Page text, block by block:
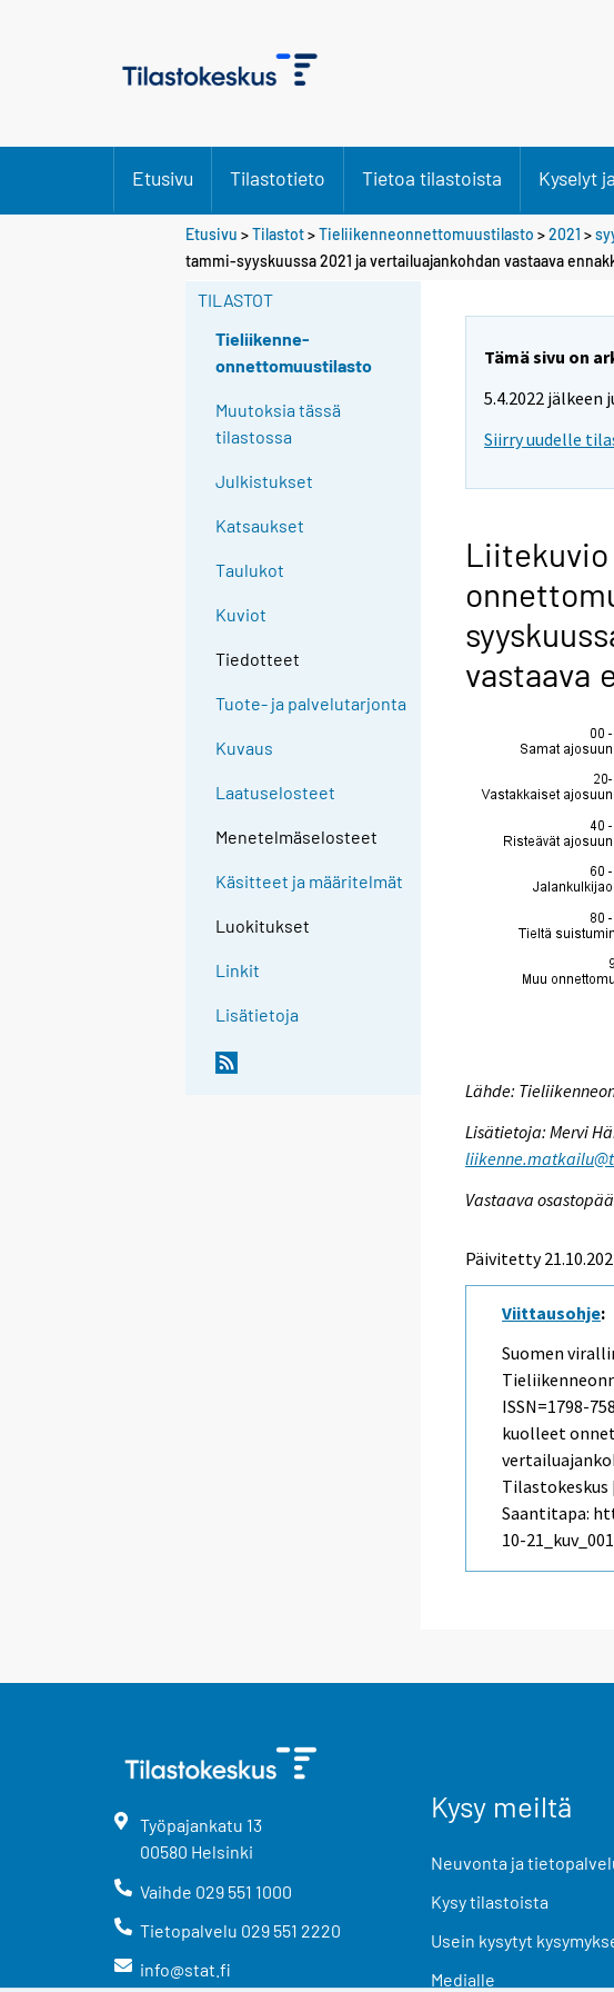
Etusivu Tilastotieto Tietoa tilastoista Kyselyt
Etusivu >Tilastot>Tieliikenneonnettomuustilasto >2021 >
tammi-syyskuussa 2021 ja vertailuajankohdan vastaava
TILASTOT
Tieliikenne-
onnettomuustilasto
Muutoksia tässä
tilastossa
Julkistukset
Katsaukset
Taulukot
Kuviot
Tiedotteet
Tuote- ja palvelutarjonta
Kuvaus
Laatuselosteet
Menetelmäselosteet
Käsitteet ja määritelmät
Luokitukset
Linkit
Lisätietoja
Tämä sivu on
5.4.2022
Siirry uudelle
vastaava
Lähde:
Lisätietoja: Mervi
Vastaava
Päivitetty
Viittausohje:
Suomen
ISSN=1798-
kuolleet
Tilastokeskus
Saantitapa:
10-
Työpajankatu 13
00580 Helsinki
Vaihde 029 551 1000
Tietopalvelu 029 551 2220
info@stat.fi
Kysy meiltä
Neuvonta ja
Kysy tilastoista
Usein kysytyt
Medialle